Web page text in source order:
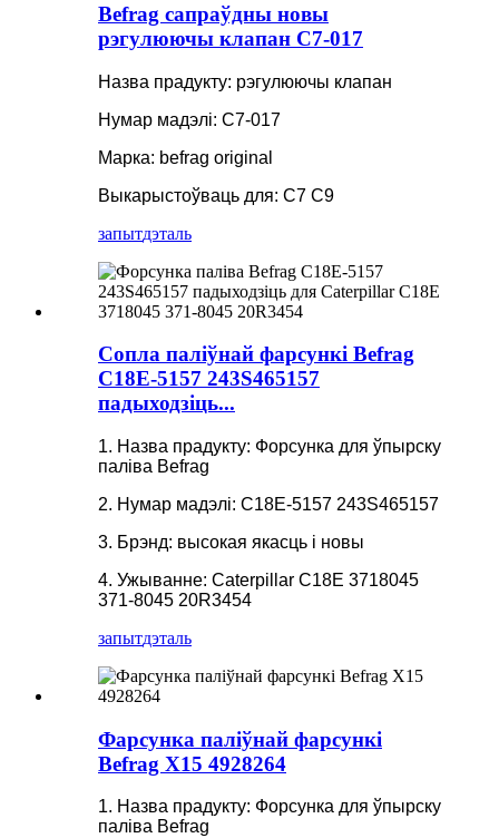
Befrag сапраўдны новы
рэгулюючы клапан C7-017
Назва прадукту: рэгулюючы клапан
Нумар мадэлі: C7-017
Марка: befrag original
Выкарыстоўваць для: C7 C9
запытдэталь
Сопла паліўнай фарсункі Befrag
C18E-5157 243S465157
падыходзіць...
1. Назва прадукту: Форсунка для ўпырску
паліва Befrag
2. Нумар мадэлі: C18E-5157 243S465157
3. Брэнд: высокая якасць і новы
4. Ужыванне: Caterpillar C18E 3718045
371-8045 20R3454
запытдэталь
Фарсунка паліўнай фарсункі
Befrag X15 4928264
1. Назва прадукту: Форсунка для ўпырску
паліва Befrag